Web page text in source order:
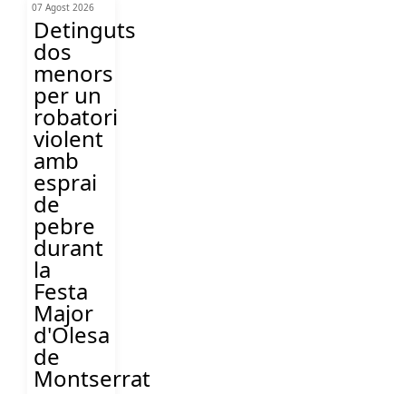
07 Agost 2026
Detinguts
dos
menors
per un
robatori
violent
amb
esprai
de
pebre
durant
la
Festa
Major
d'Olesa
de
Montserrat